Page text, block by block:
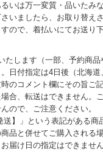
いは万一変質・品いたみ
いましたら、お取り替え
ので、着払いにてお送り下
たします（一部、予約商
日付指定は4日後（北海
のコメント欄にその旨ご記
合、転送はできません。
ので、ご注意ください。
】」という表記がある商
品と併せてご購入される
届け日の指定はできません